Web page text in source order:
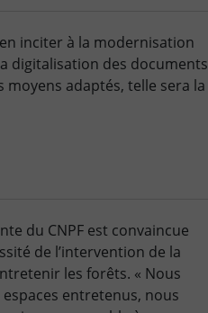
inciter à la modernisation
digitalisation des documents
adaptés, telle sera la
du CNPF est convaincue
de l’intervention de la
les forêts. « Nous
entretenus, nous